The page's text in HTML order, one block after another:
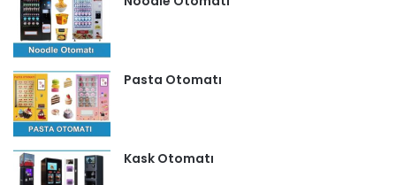
Pasta Otomatı
Kask Otomatı